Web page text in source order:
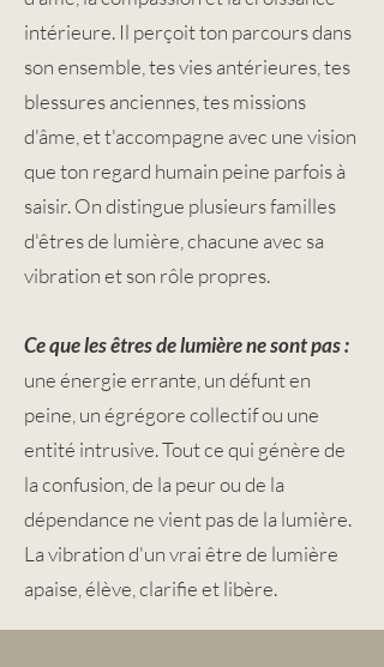
intérieure. Il perçoit ton parcours dans
son ensemble, tes vies antérieures, tes
blessures anciennes, tes missions
d'âme, et t'accompagne avec une vision
que ton regard humain peine parfois à
saisir. On distingue plusieurs familles
d'êtres de lumière, chacune avec sa
vibration et son rôle propres.
Ce que les êtres de lumière ne sont pas :
une énergie errante, un défunt en
peine, un égrégore collectif ou une
entité intrusive. Tout ce qui génère de
la confusion, de la peur ou de la
dépendance ne vient pas de la lumière.
La vibration d'un vrai être de lumière
apaise, élève, clarifie et libère.